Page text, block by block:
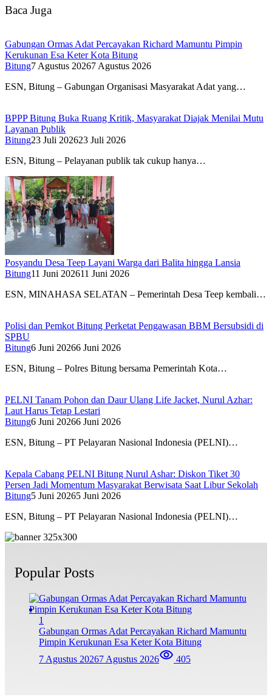
Baca Juga
Gabungan Ormas Adat Percayakan Richard Mamuntu Pimpin
Kerukunan Esa Keter Kota Bitung
Bitung7 Agustus 20267 Agustus 2026
ESN, Bitung – Gabungan Organisasi Masyarakat Adat yang…
BPPP Bitung Buka Ruang Kritik, Masyarakat Diajak Menilai Mutu
Layanan Publik
Bitung23 Juli 202623 Juli 2026
ESN, Bitung – Pelayanan publik tak cukup hanya…
Posyandu Desa Teep Layani Warga dari Balita hingga Lansia
Bitung11 Juni 202611 Juni 2026
ESN, MINAHASA SELATAN – Pemerintah Desa Teep kembali…
Polisi dan Pemkot Bitung Perketat Pengawasan BBM Bersubsidi di
SPBU
Bitung6 Juni 20266 Juni 2026
ESN, Bitung – Polres Bitung bersama Pemerintah Kota…
PELNI Tanam Pohon dan Daur Ulang Life Jacket, Nurul Azhar:
Laut Harus Tetap Lestari
Bitung6 Juni 20266 Juni 2026
ESN, Bitung – PT Pelayaran Nasional Indonesia (PELNI)…
Kepala Cabang PELNI Bitung Nurul Ashar: Diskon Tiket 30
Persen Jadi Momentum Masyarakat Berwisata Saat Libur Sekolah
Bitung5 Juni 20265 Juni 2026
ESN, Bitung – PT Pelayaran Nasional Indonesia (PELNI)…
Popular Posts
1
Gabungan Ormas Adat Percayakan Richard Mamuntu
Pimpin Kerukunan Esa Keter Kota Bitung
7 Agustus 20267 Agustus 2026 405